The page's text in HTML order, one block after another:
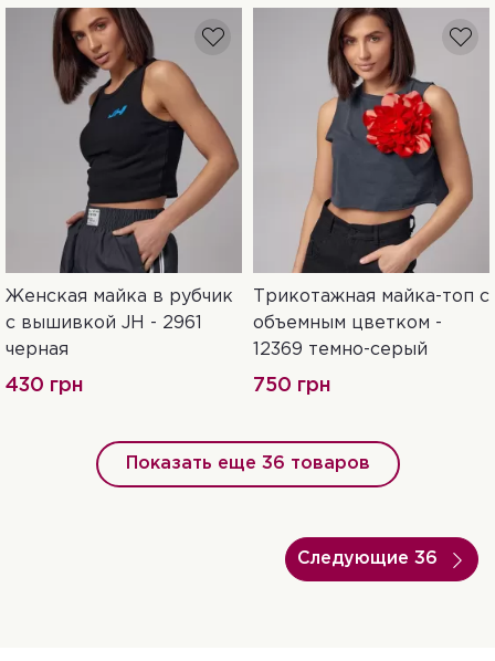
S L
Женская майка в рубчик
с вышивкой JH - 2961
черная
430 грн
One Size
Трикотажная майка-топ с
объемным цветком -
12369 темно-серый
750 грн
Показать еще 36 товаров
Следующие 36